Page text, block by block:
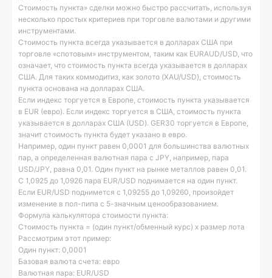
Стоимость пункта» сделки можно быстро рассчитать, используя
несколько простых критериев при торговле валютами и другими
инструментами.
Стоимость пункта всегда указывается в долларах США при
торговле «спотовым» инструментом, таким как EURAUD/USD, что
означает, что стоимость пункта всегда указывается в долларах
США. Для таких коммодитиз, как золото (XAU/USD), стоимость
пункта основана на долларах США.
Если индекс торгуется в Европе, стоимость пункта указывается
в EUR (евро). Если индекс торгуется в США, стоимость пункта
указывается в долларах США (USD). GER30 торгуется в Европе,
значит стоимость пункта будет указано в евро.
Например, один пункт равен 0,0001 для большинства валютных
пар, а определенная валютная пара с JPY, например, пара
USD/JPY, равна 0,01. Один пункт на рынке металлов равен 0,01.
С 1,0925 до 1,0926 пара EUR/USD поднимается на один пункт.
Если EUR/USD поднимется с 1,09255 до 1,09260, произойдет
изменение в пол-пипа с 5-значным ценообразованием.
Формула калькулятора стоимости пункта:
Стоимость пункта = (один пункт/обменный курс) x размер лота
Рассмотрим этот пример:
Один пункт: 0,0001
Базовая валюта счета: евро
Валютная пара: EUR/USD